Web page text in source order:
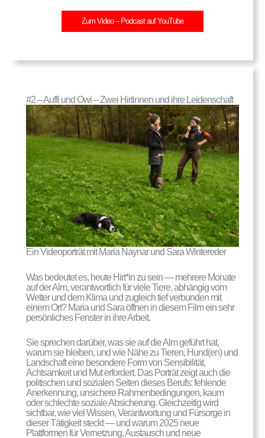
Zum Video – Podcast auf YouTube
#2 – Auffi und Owi – Zwei Hirtinnen und ihre Leidenschaft
Ein Videoporträt mit Maria Naynar und Sara Wintereder
Was bedeutet es, heute Hirt*in zu sein — mehrere Monate
auf der Alm, verantwortlich für viele Tiere, abhängig vom
Wetter und dem Klima und zugleich tief verbunden mit
einem Ort? Maria und Sara öffnen in diesem Film ein sehr
persönliches Fenster in ihre Arbeit.
Sie sprechen darüber, was sie auf die Alm geführt hat,
warum sie bleiben, und wie Nähe zu Tieren, Hund(en) und
Landschaft eine besondere Form von Sensibilität,
Achtsamkeit und Mut erfordert. Das Porträt zeigt auch die
politischen und sozialen Seiten dieses Berufs: fehlende
Anerkennung, unsichere Rahmenbedingungen, kaum
oder schlechte soziale Absicherung. Gleichzeitig wird
sichtbar, wie viel Wissen, Verantwortung und Fürsorge in
dieser Tätigkeit steckt — und warum 2025 neue
Plattformen für Vernetzung, Austausch und neue